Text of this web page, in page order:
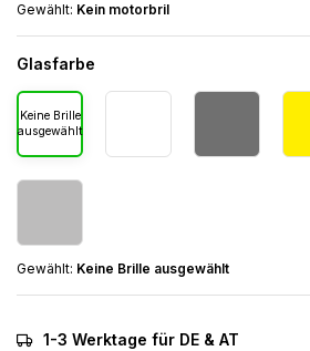
Gewählt: Kein motorbril
Glasfarbe
Keine Brille
ausgewählt
Gewählt: Keine Brille ausgewählt
1-3 Werktage für DE & AT